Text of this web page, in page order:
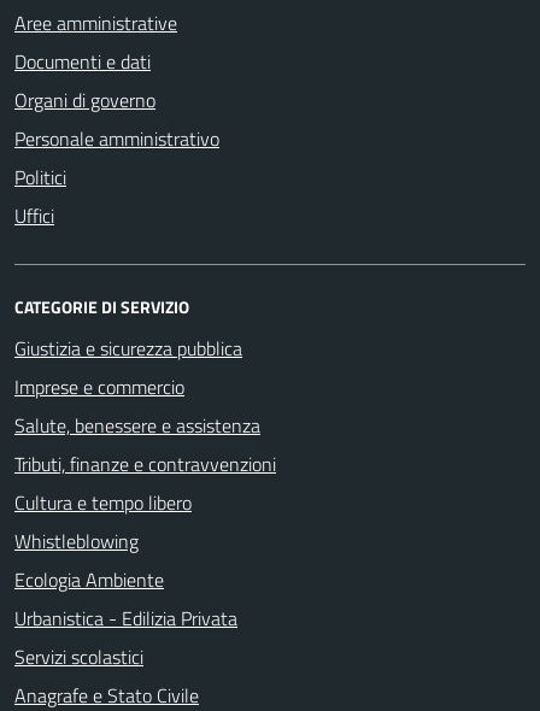
Aree amministrative
Documenti e dati
Organi di governo
Personale amministrativo
Politici
Uffici
CATEGORIE DI SERVIZIO
Giustizia e sicurezza pubblica
Imprese e commercio
Salute, benessere e assistenza
Tributi, finanze e contravvenzioni
Cultura e tempo libero
Whistleblowing
Ecologia Ambiente
Urbanistica - Edilizia Privata
Servizi scolastici
Anagrafe e Stato Civile